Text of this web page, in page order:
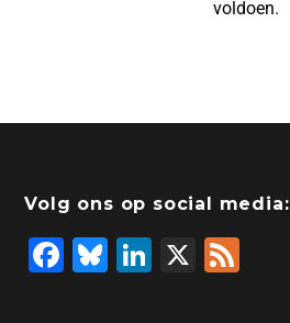
voldoen.
Volg ons op social media:
F
Bl
Li
X